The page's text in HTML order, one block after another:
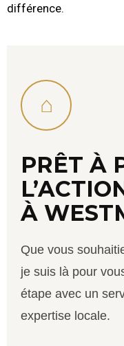
différence.
⌂
PRÊT À
À
Que vous
je suis là pour
étape avec un
expertise locale.